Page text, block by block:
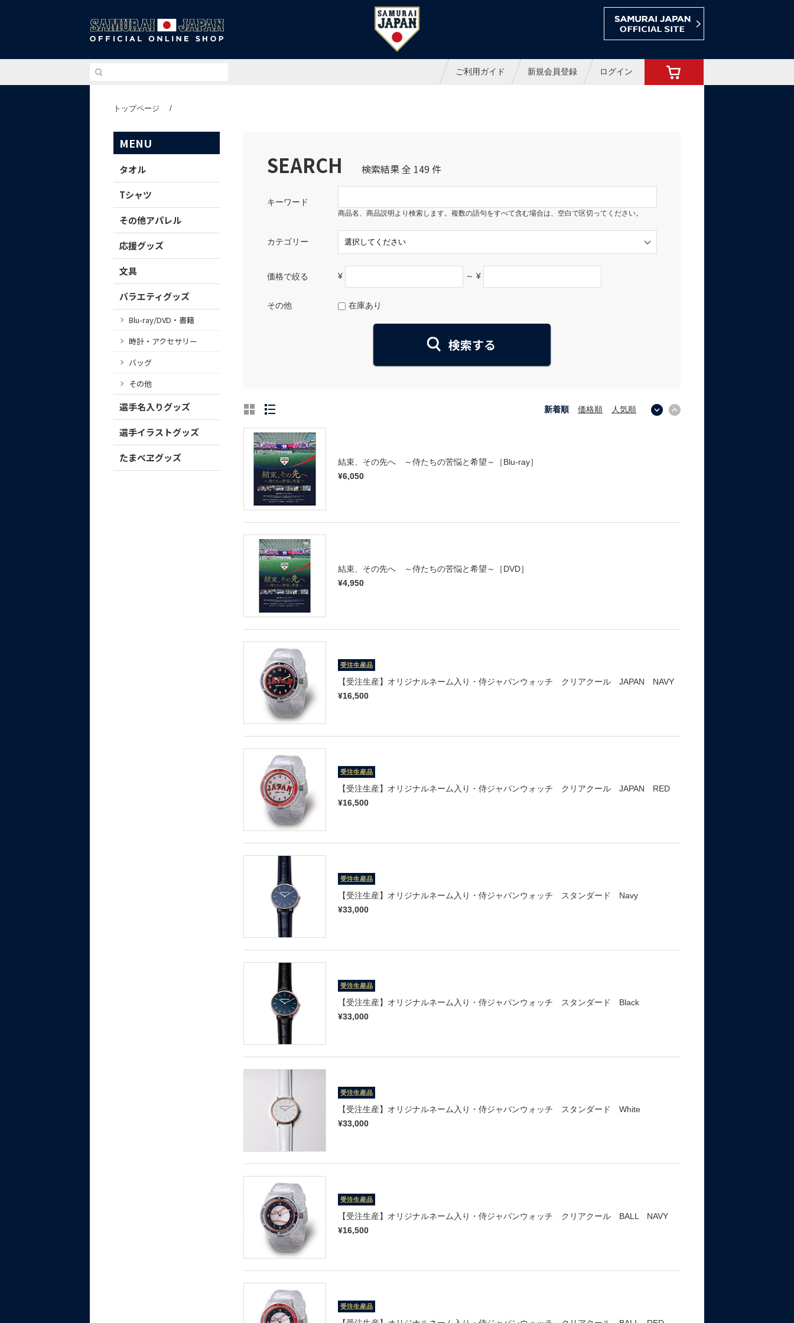
侍ジャパンオフィシャルオンラインショップ
ご利用ガイド 新規会員登録 ログイン
トップページ /
MENU
タオル
Tシャツ
その他アパレル
応援グッズ
文具
バラエティグッズ
Blu-ray/DVD・書籍
時計・アクセサリー
バッグ
その他
選手名入りグッズ
選手イラストグッズ
たまべヱグッズ
SEARCH 検索結果 全 149 件
キーワード
商品名、商品説明より検索します。複数の語句をすべて含む場合は、空白で区切ってください。
カテゴリー
価格で絞る ¥ ～ ¥
その他 在庫あり
新着順 価格順 人気順
結束、その先へ ～侍たちの苦悩と希望～［Blu-ray］
¥6,050
結束、その先へ ～侍たちの苦悩と希望～［DVD］
¥4,950
受注生産品
【受注生産】オリジナルネーム入り・侍ジャパンウォッチ クリアクール JAPAN NAVY
¥16,500
受注生産品
【受注生産】オリジナルネーム入り・侍ジャパンウォッチ クリアクール JAPAN RED
¥16,500
受注生産品
【受注生産】オリジナルネーム入り・侍ジャパンウォッチ スタンダード Navy
¥33,000
受注生産品
【受注生産】オリジナルネーム入り・侍ジャパンウォッチ スタンダード Black
¥33,000
受注生産品
【受注生産】オリジナルネーム入り・侍ジャパンウォッチ スタンダード White
¥33,000
受注生産品
【受注生産】オリジナルネーム入り・侍ジャパンウォッチ クリアクール BALL NAVY
¥16,500
受注生産品